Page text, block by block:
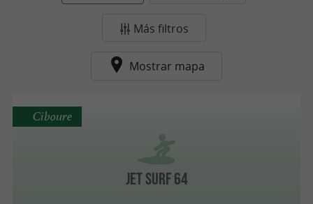
Más filtros
Mostrar mapa
Jet Surf 64
Ciboure